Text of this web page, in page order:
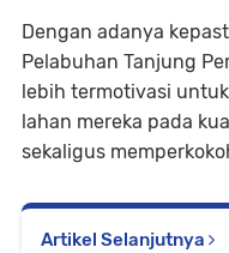
Dengan adanya
Pelabuhan Tanjung
lebih termotivasi
lahan mereka pada
sekaligus
Artikel Selanjutnya